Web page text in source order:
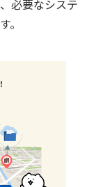
、必要なシステ
。